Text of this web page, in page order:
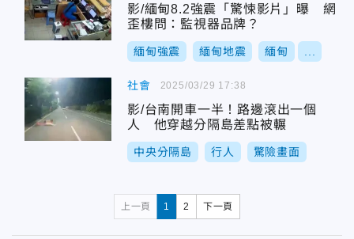
影/緬甸8.2強震「驚悚影片」曝 網
歪樓問：監視器品牌？
緬甸強震 緬甸地震 緬甸
社會
影/台南開車一半！路邊滾出一個
人 他穿越分隔島差點被輾
中央分隔島 行人 驚險畫面
2025/03/29 17:38
上一頁 1 2 下一頁